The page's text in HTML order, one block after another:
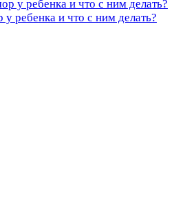
ребенка и что с ним делать?